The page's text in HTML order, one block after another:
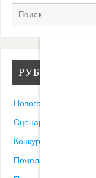
РУБРИКИ
Новогодние песни
Сценарии
Конкурсы
Пожелания